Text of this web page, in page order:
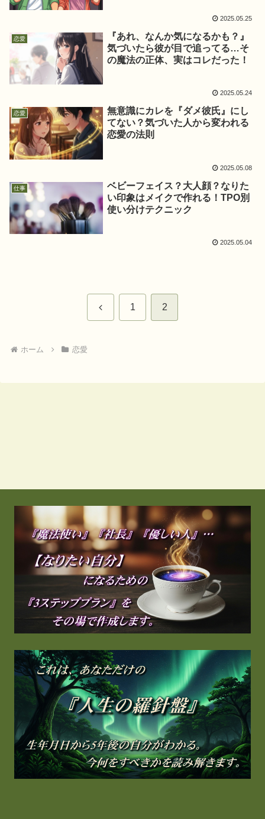
2025.05.25
恋愛
『あれ、なんか気になるかも？』
気づいたら彼が目で追ってる…そ
の魔法の正体、実はコレだった！
2025.05.24
恋愛
無意識にカレを『ダメ彼氏』にし
てない？気づいた人から変われる
恋愛の法則
2025.05.08
仕事
ベビーフェイス？大人顔？なりた
い印象はメイクで作れる！TPO別
使い分けテクニック
2025.05.04
前 1 2
ホーム 恋愛